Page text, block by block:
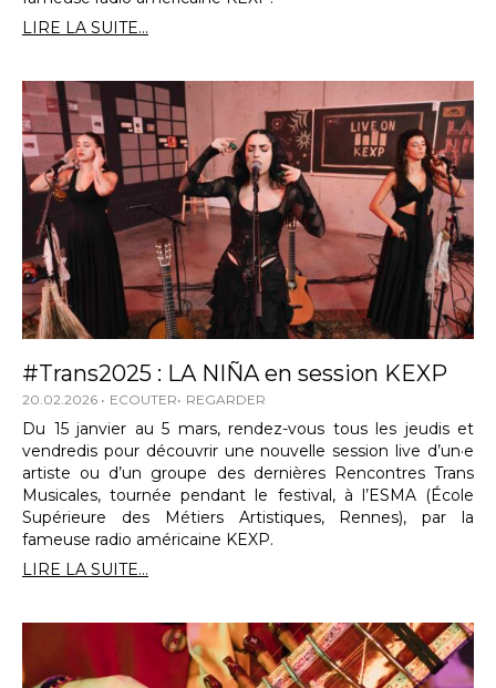
LIRE LA SUITE...
#Trans2025 : LA NIÑA en session KEXP
20.02.2026 ECOUTER REGARDER
Du 15 janvier au 5 mars, rendez-vous tous les jeudis et
vendredis pour découvrir une nouvelle session live d’un·e
artiste ou d’un groupe des dernières Rencontres Trans
Musicales, tournée pendant le festival, à l’ESMA (École
Supérieure des Métiers Artistiques, Rennes), par la
fameuse radio américaine KEXP.
LIRE LA SUITE...